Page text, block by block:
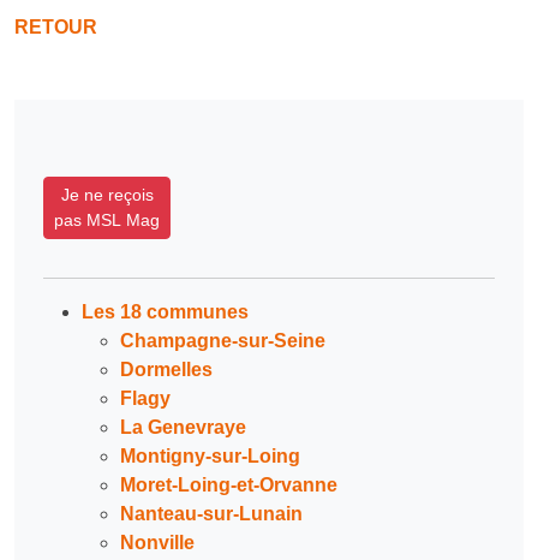
Je ne reçois
pas MSL Mag
Les 18 communes
Champagne-sur-Seine
Dormelles
Flagy
La Genevraye
Montigny-sur-Loing
Moret-Loing-et-Orvanne
Nanteau-sur-Lunain
Nonville
RETOUR